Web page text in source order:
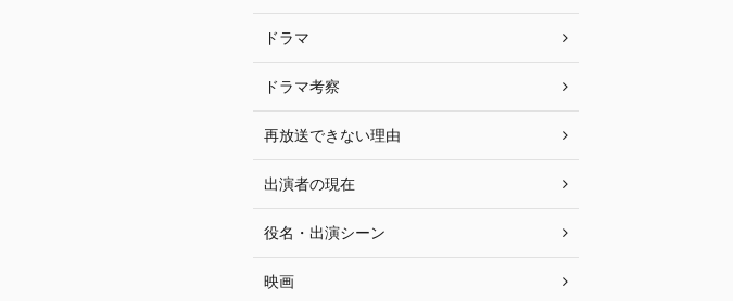
ドラマ
ドラマ考察
再放送できない理由
出演者の現在
役名・出演シーン
映画